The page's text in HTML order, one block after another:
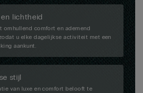
lichtheid
omhullend comfort en ademend
u elke dagelijkse activiteit met een
aankunt.
stijl
van luxe en comfort belooft te